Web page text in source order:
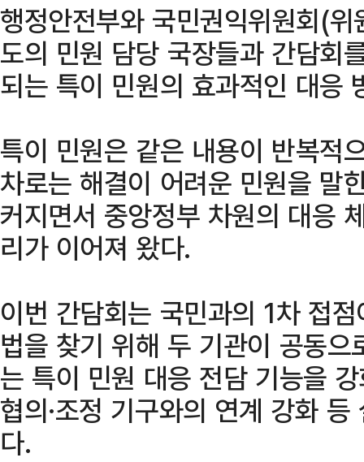
행정안전부와 국민권익위원회(
도의 민원 담당 국장들과 간담회
되는 특이 민원의 효과적인 대응
특이 민원은 같은 내용이 반복적
차로는 해결이 어려운 민원을 말
커지면서 중앙정부 차원의 대응
리가 이어져 왔다.
이번 간담회는 국민과의 1차 접
법을 찾기 위해 두 기관이 공동
는 특이 민원 대응 전담 기능을
협의·조정 기구와의 연계 강화
다.